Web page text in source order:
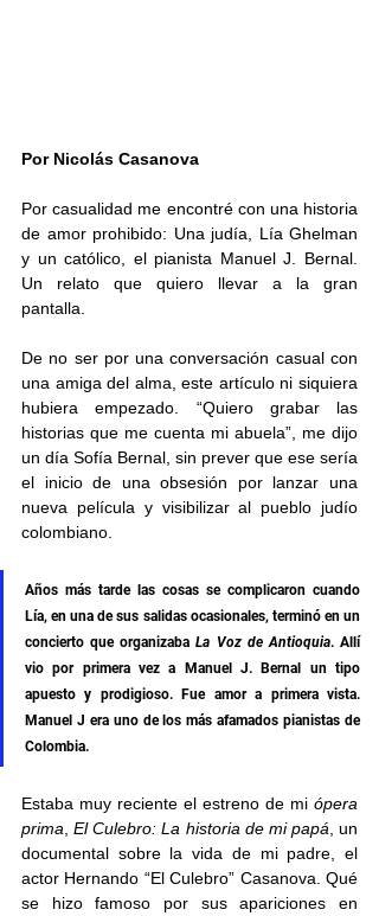
Por Nicolás Casanova
Por casualidad me encontré con una historia
de amor prohibido: Una judía, Lía Ghelman
y un católico, el pianista Manuel J. Bernal.
Un relato que quiero llevar a la gran
pantalla.
De no ser por una conversación casual con
una amiga del alma, este artículo ni siquiera
hubiera empezado. “Quiero grabar las
historias que me cuenta mi abuela”, me dijo
un día Sofía Bernal, sin prever que ese sería
el inicio de una obsesión por lanzar una
nueva película y visibilizar al pueblo judío
colombiano.
Años más tarde las cosas se complicaron cuando
Lía, en una de sus salidas ocasionales, terminó en un
concierto que organizaba La Voz de Antioquia. Allí
vio por primera vez a Manuel J. Bernal un tipo
apuesto y prodigioso. Fue amor a primera vista.
Manuel J era uno de los más afamados pianistas de
Colombia.
Estaba muy reciente el estreno de mi ópera
prima , El Culebro: La historia de mi papá , un
documental sobre la vida de mi padre, el
actor Hernando “El Culebro” Casanova. Qué
se hizo famoso por sus apariciones en